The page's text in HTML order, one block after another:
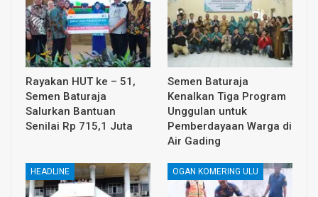
Rayakan HUT ke – 51,
Semen Baturaja
Salurkan Bantuan
Senilai Rp 715,1 Juta
Semen Baturaja
Kenalkan Tiga Program
Unggulan untuk
Pemberdayaan Warga di
Air Gading
HEADLINE OGAN KOMERING ULU